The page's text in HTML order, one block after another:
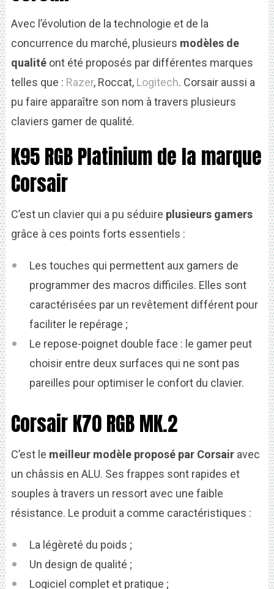
Avec l’évolution de la technologie et de la
concurrence du marché, plusieurs modèles de
qualitéont été proposés par différentes marques
telles que : Razer, Roccat, Logitech. Corsair aussi a
pu faire apparaître son nom à travers plusieurs
claviers gamer de qualité.
K95 RGB Platinium de la marque
Corsair
C’est un clavier qui a pu séduire plusieurs gamers
grâce à ces points forts essentiels :
Les touches qui permettent aux gamers de
programmer des macros difficiles. Elles sont
caractérisées par un revêtement différent pour
faciliter le repérage ;
Le repose-poignet double face : le gamer peut
choisir entre deux surfaces qui ne sont pas
pareilles pour optimiser le confort du clavier.
Corsair K70 RGB MK.2
C’est le meilleur modèle proposé par Corsairavec
un châssis en ALU. Ses frappes sont rapides et
souples à travers un ressort avec une faible
résistance. Le produit a comme caractéristiques :
La légèreté du poids ;
Un design de qualité ;
Logiciel complet et pratique ;